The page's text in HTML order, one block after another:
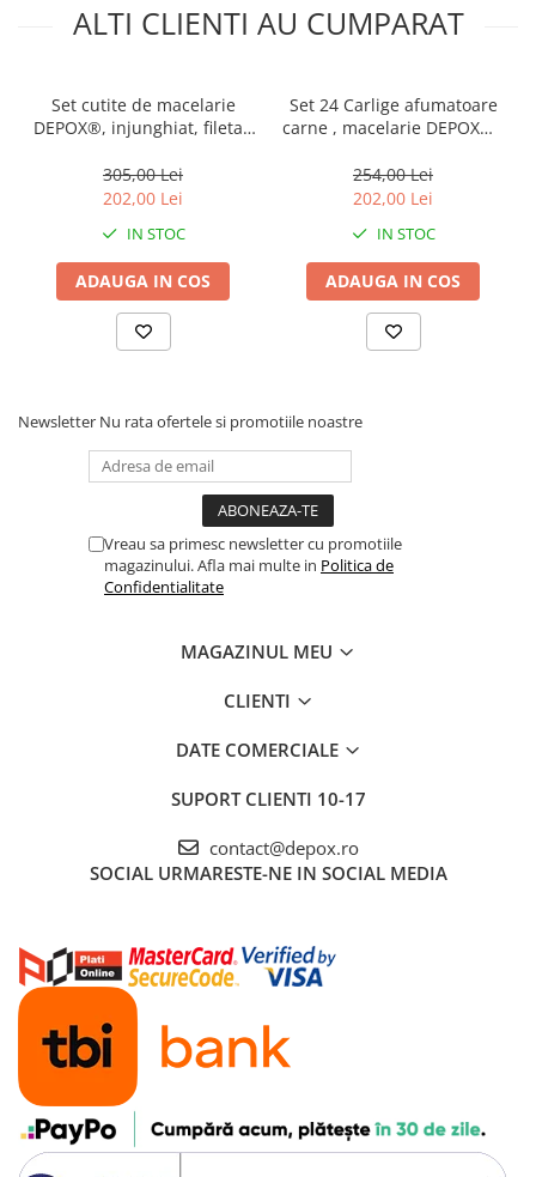
ALTI CLIENTI AU CUMPARAT
Set cutite de macelarie
DEPOX®, injunghiat, filetat,
magnetic, otel inoxidabl
305,00 Lei
202,00 Lei
IN STOC
ADAUGA IN COS
Set 24 Carlige afumatoare
carne , macelarie DEPOX® ,
254,00 Lei
202,00 Lei
IN STOC
ADAUGA IN COS
Newsletter Nu rata ofertele si promotiile noastre
Vreau sa primesc newsletter cu promotiile
magazinului. Afla mai multe in Politica de
Confidentialitate
MAGAZINUL MEU
CLIENTI
DATE COMERCIALE
SUPORT CLIENTI 10-17
contact@depox.ro
SOCIAL URMARESTE-NE IN SOCIAL MEDIA